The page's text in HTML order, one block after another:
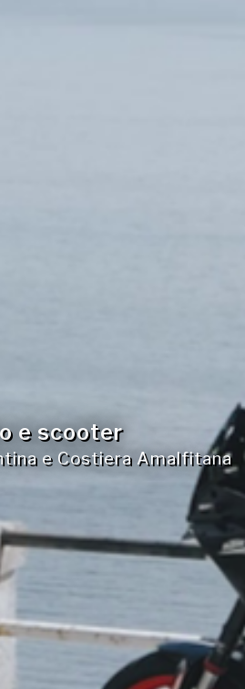
e scooter
e Costiera Amalfitana